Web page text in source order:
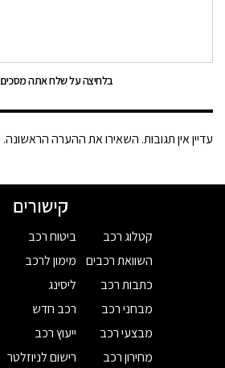
בלחיצה על שלח אתה מסכים
עדיין אין תגובות. השאירו את ההערה הראשונה.
קישורים
קטלוג רכב
השוואת רכבים
כתבות רכב
מבחני רכב
מבצעי רכב
מחירון רכב
ביטוח רכב
מימון לרכב
ליסינג
רכב חדש
ייעוץ רכב
רישום לניוזלטר